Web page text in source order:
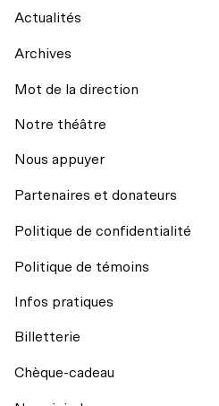
La codiffusion
Résidences d’écriture
Billets du coeur Desjardins
Actualités
Archives
Mot de la direction
Notre théâtre
Mission et historique
Conseil d’administration
Nous appuyer
Partenaires et donateurs
Politique de confidentialité
Politique de témoins
Infos pratiques
Billetterie
Chèque-cadeau